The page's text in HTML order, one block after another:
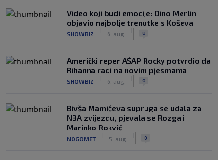
Video koji budi emocije: Dino Merlin
objavio najbolje trenutke s Koševa
SHOWBIZ 6. aug. 0
Američki reper A$AP Rocky potvrdio da
Rihanna radi na novim pjesmama
SHOWBIZ 6. aug. 0
Bivša Mamićeva supruga se udala za
NBA zvijezdu, pjevala se Rozga i
Marinko Rokvić
NOGOMET 5. aug. 0